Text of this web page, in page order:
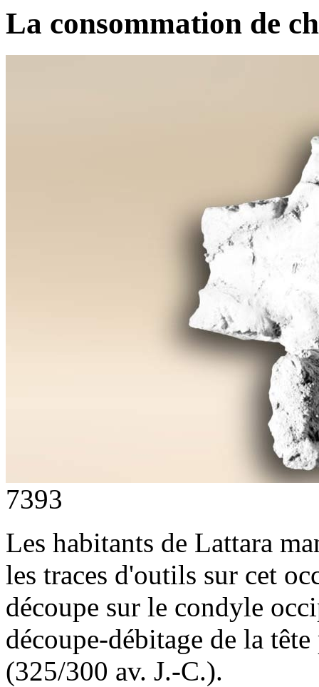
La consommation de
7393
Les habitants de Lattara
les traces d'outils sur cet
découpe sur le condyle
découpe-débitage de la
(325/300 av. J.-C.).